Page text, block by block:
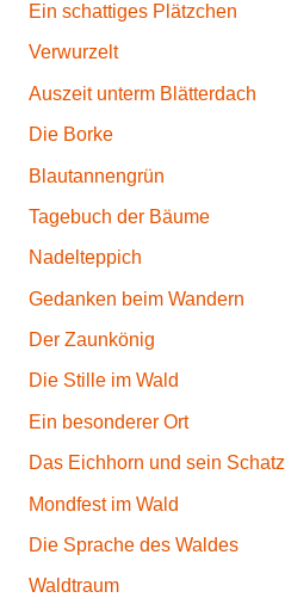
Ein schattiges Plätzchen
Verwurzelt
Auszeit unterm Blätterdach
Die Borke
Blautannengrün
Tagebuch der Bäume
Nadelteppich
Gedanken beim Wandern
Der Zaunkönig
Die Stille im Wald
Ein besonderer Ort
Das Eichhorn und sein Schatz
Mondfest im Wald
Die Sprache des Waldes
Waldtraum